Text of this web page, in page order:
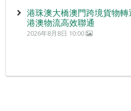
港珠澳大橋澳門跨境貨物
港澳物流高效聯通
2026年8月8日 10:00